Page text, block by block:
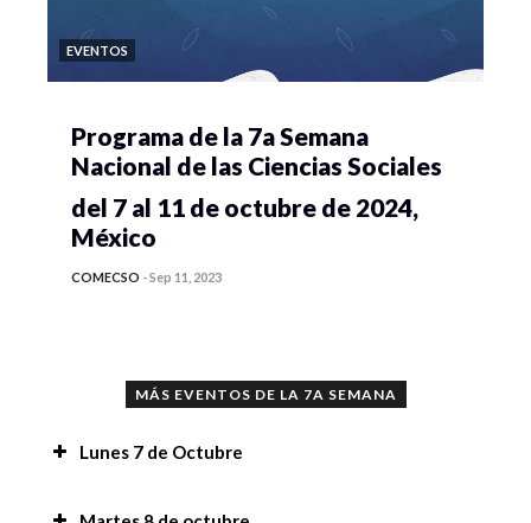
EVENTOS
Programa de la 7a Semana
Nacional de las Ciencias Sociales
del 7 al 11 de octubre de 2024,
México
COMECSO -Sep 11, 2023
MÁS EVENTOS DE LA 7A SEMANA
Lunes 7 de Octubre